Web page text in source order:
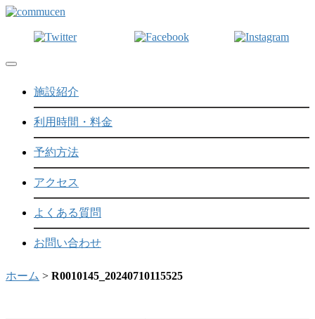
Toggle navigation
施設紹介
利用時間・料金
予約方法
アクセス
よくある質問
お問い合わせ
ホーム > R0010145_20240710115525